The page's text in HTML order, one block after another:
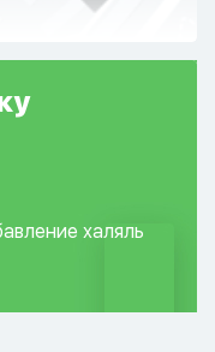
халяль